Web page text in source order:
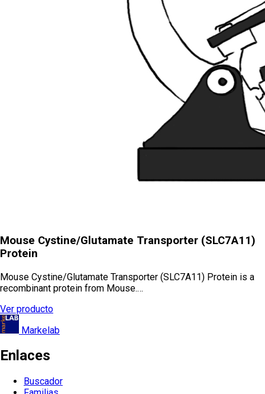
Mouse Cystine/Glutamate Transporter (SLC7A11)
Protein
Mouse Cystine/Glutamate Transporter (SLC7A11) Protein is a
recombinant protein from Mouse.…
Ver producto
Markelab
Enlaces
Buscador